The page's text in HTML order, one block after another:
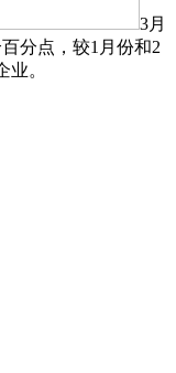
3月
分点，较1月份和2
。